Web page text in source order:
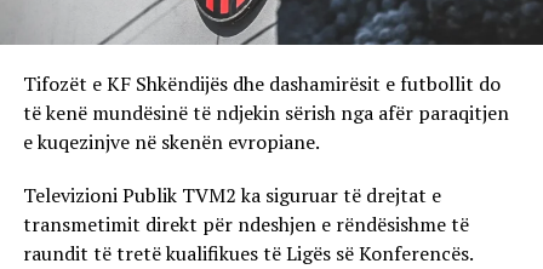
Tifozët e KF Shkëndijës dhe dashamirësit e futbollit do
të kenë mundësinë të ndjekin sërish nga afër paraqitjen
e kuqezinjve në skenën evropiane.
Televizioni Publik TVM2 ka siguruar të drejtat e
transmetimit direkt për ndeshjen e rëndësishme të
raundit të tretë kualifikues të Ligës së Konferencës.